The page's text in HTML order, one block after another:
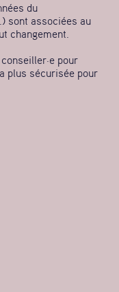
du
sont associées au
changement.
pour
plus sécurisée pour